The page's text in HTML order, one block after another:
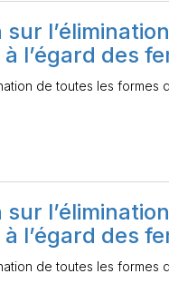
l’égard des
de toutes les
l’égard des
de toutes les